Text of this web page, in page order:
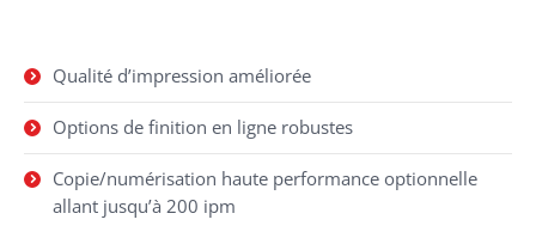
Qualité d’impression améliorée
Options de finition en ligne robustes
Copie/numérisation haute performance optionnelle
allant jusqu’à 200 ipm